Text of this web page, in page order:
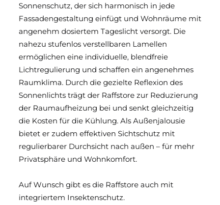
Sonnenschutz, der sich harmonisch in jede
Fassadengestaltung einfügt und Wohnräume mit
angenehm dosiertem Tageslicht versorgt. Die
nahezu stufenlos verstellbaren Lamellen
ermöglichen eine individuelle, blendfreie
Lichtregulierung und schaffen ein angenehmes
Raumklima. Durch die gezielte Reflexion des
Sonnenlichts trägt der Raffstore zur Reduzierung
der Raumaufheizung bei und senkt gleichzeitig
die Kosten für die Kühlung. Als Außenjalousie
bietet er zudem effektiven Sichtschutz mit
regulierbarer Durchsicht nach außen – für mehr
Privatsphäre und Wohnkomfort.
Auf Wunsch gibt es die Raffstore auch mit
integriertem Insektenschutz.